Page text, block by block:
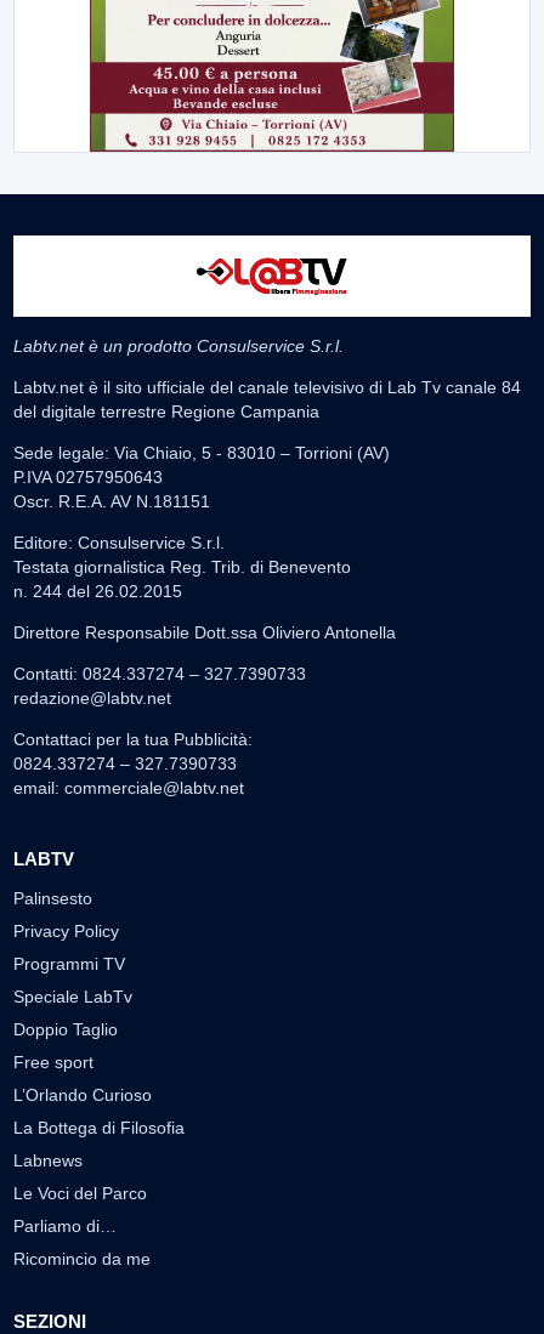
Labtv.net è un prodotto Consulservice S.r.l.
Labtv.net è il sito ufficiale del canale televisivo di Lab Tv canale 84
del digitale terrestre Regione Campania
Sede legale: Via Chiaio, 5 - 83010 – Torrioni (AV)
P.IVA 02757950643
Oscr. R.E.A. AV N.181151
Editore: Consulservice S.r.l.
Testata giornalistica Reg. Trib. di Benevento
n. 244 del 26.02.2015
Direttore Responsabile Dott.ssa Oliviero Antonella
Contatti: 0824.337274 – 327.7390733
redazione@labtv.net
Contattaci per la tua Pubblicità:
0824.337274 – 327.7390733
email: commerciale@labtv.net
LABTV
Palinsesto
Privacy Policy
Programmi TV
Speciale LabTv
Doppio Taglio
Free sport
L’Orlando Curioso
La Bottega di Filosofia
Labnews
Le Voci del Parco
Parliamo di…
Ricomincio da me
SEZIONI